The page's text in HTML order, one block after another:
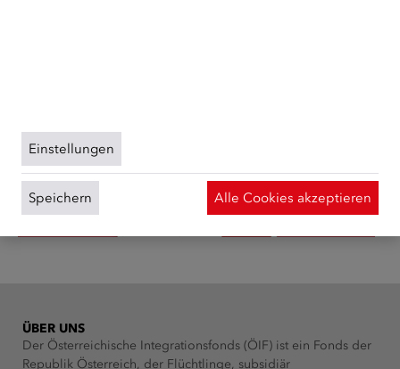
ÜBER UNS
Der Österreichische Integrationsfonds (ÖIF) ist ein Fonds der
Republik Österreich, der Flüchtlinge, subsidiär
Einstellungen
Speichern Alle Cookies akzeptieren